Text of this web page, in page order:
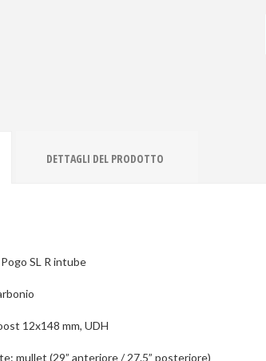
DETTAGLI DEL PRODOTTO
SL R intube
12x148 mm, UDH
mullet (29” anteriore / 27.5” posteriore)